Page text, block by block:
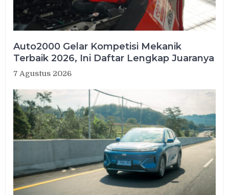
Auto2000 Gelar Kompetisi Mekanik
Terbaik 2026, Ini Daftar Lengkap Juaranya
7 Agustus 2026